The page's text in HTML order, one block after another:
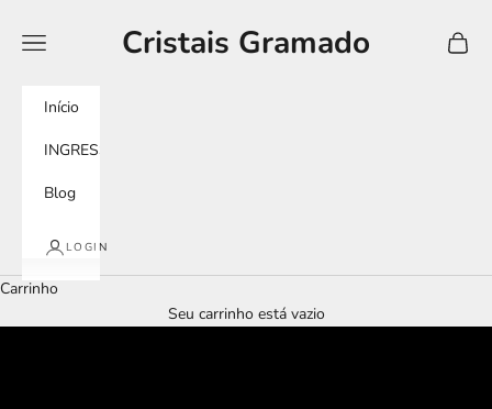
Cristais Gramado
Menu
Início
INGRESSOS
Blog
LOGIN
Carrinho
Seu carrinho está vazio
tour imersivo